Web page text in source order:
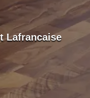
Lafrancaise